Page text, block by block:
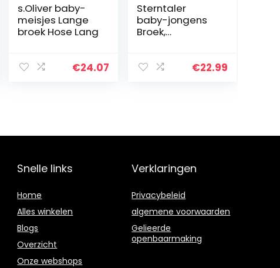
s.Oliver baby-
meisjes Lange
broek Hose Lang
€24.07
Sterntaler
baby-jongens
Broek,
Ringelbund €22.99
Snelle links
Home
Alles winkelen
Blogs
Overzicht
Onze webshops
Verklaringen
Privacybeleid
algemene voorwaarden
Gelieerde
openbaarmaking